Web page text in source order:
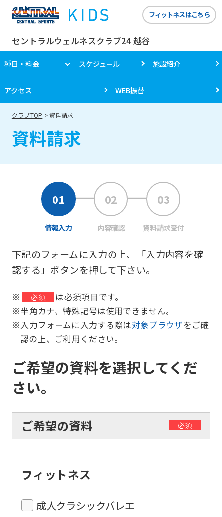
セントラルウェルネスクラブ24 越谷
フィットネスはこちら
種目・料金 スケジュール 施設紹介
アクセス WEB振替
クラブTOP 資料請求
資料請求
情報入力 内容確認 資料請求受付
下記のフォームに入力の上、「入力内容を確
認する」ボタンを押して下さい。
※ 必須
は必須項目です。
※半角カナ、特殊記号は使用できません。
※入力フォームに入力する際は対象ブラウザをご確
認の上、ご利用ください。
ご希望の資料を選択してくだ
さい。
ご希望の資料 必須
フィットネス
成人クラシックバレエ